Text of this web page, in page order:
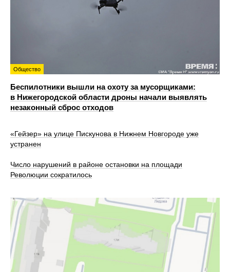
Общество
Беспилотники вышли на охоту за мусорщиками:
в Нижегородской области дроны начали выявлять
незаконный сброс отходов
«Гейзер» на улице Пискунова в Нижнем Новгороде уже
устранен
Число нарушений в районе остановки на площади
Революции сократилось